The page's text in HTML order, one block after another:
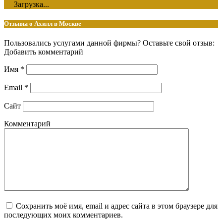
Загрузка...
Отзывы о Ахилл в Москве
Пользовались услугами данной фирмы? Оставьте свой отзыв:
Добавить комментарий
Имя *
Email *
Сайт
Комментарий
Сохранить моё имя, email и адрес сайта в этом браузере для
последующих моих комментариев.